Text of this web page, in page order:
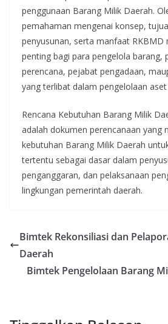
penggunaan Barang Milik Daerah.
pemahaman mengenai konsep,
penyusunan, serta manfaat RKBMD
penting bagi para pengelola barang,
perencana, pejabat pengadaan,
yang terlibat dalam pengelolaan aset
Rencana Kebutuhan Barang Milik
adalah dokumen perencanaan yang
kebutuhan Barang Milik Daerah
tertentu sebagai dasar dalam
penganggaran, dan pelaksanaan
lingkungan pemerintah daerah.
Bimtek Rekonsiliasi dan
Daerah
Bimtek Pengelolaan Barang